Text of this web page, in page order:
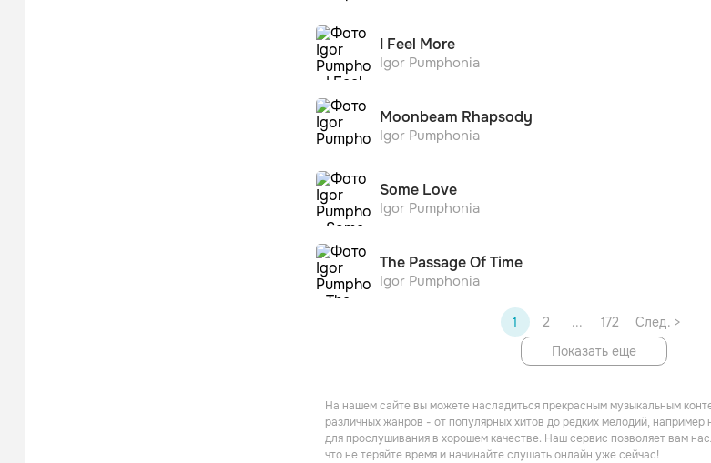
I Feel More
Igor Pumphonia
Moonbeam Rhapsody
Igor Pumphonia
Some Love
Igor Pumphonia
The Passage Of Time
Igor Pumphonia
1 2 ... 172
След. >
Показать еще
На нашем сайте вы можете насладиться прекрасным музыкальным
различных жанров - от популярных хитов до редких мелодий,
для прослушивания в хорошем качестве. Наш сервис позволяет вам
что не теряйте время и начинайте слушать онлайн уже сейчас!